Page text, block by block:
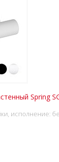
Spring
исполнение: